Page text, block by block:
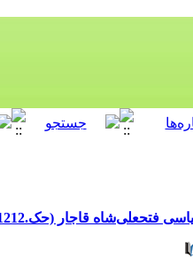
قاجار (حک.1212-1250)